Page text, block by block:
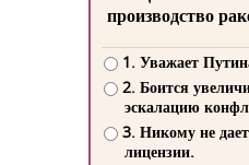
производство
1. Уважает
2. Боится
эскалацию
3. Никому не
лицензии.